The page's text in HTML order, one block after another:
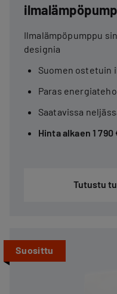
Ilmalämpöpumppu
designia
Suomen ostetuin
Paras
Saatavissa
Hinta alkaen 1 790
Tutustu
Suosittu